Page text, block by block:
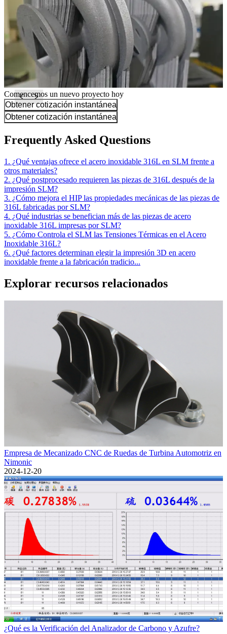
Comencemos un nuevo proyecto hoy
Obtener cotización instantánea
Obtener cotización instantánea
Frequently Asked Questions
1. ¿Qué ventajas ofrece el acero inoxidable 316L en SLM frente a
otros materiales?
2. ¿Qué postprocesado requieren las piezas de 316L después de la
impresión SLM?
3. ¿Cómo mejora el HIP las propiedades mecánicas de las piezas de
316L fabricadas por SLM?
4. ¿Qué industrias se benefician más de las piezas de acero
inoxidable 316L impresas por SLM?
5. ¿Cómo Controla el SLM las Tensiones Térmicas en el Acero
Inoxidable 316L?
6. ¿Qué factores determinan elegir la impresión 3D en acero
inoxidable frente a la fabricación tradicio...
Explorar recursos relacionados
Empresa de Mecanizado CNC de Ruedas de Turbina Automotriz en
Nimonic
2024-12-20
¿Qué es la Verificación del Analizador de Carbono y Azufre?